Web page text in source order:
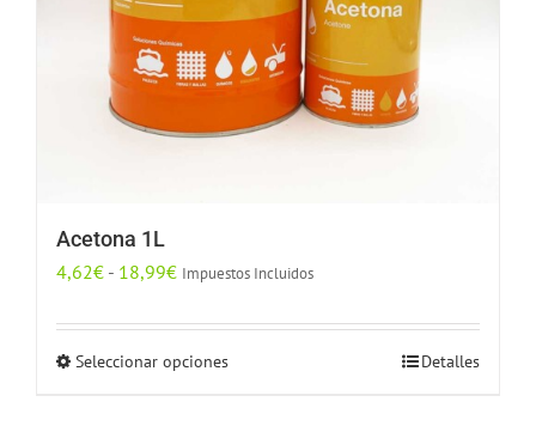
en
la
página
Acetona 1L
4,62€ - 18,99€Rango
precios:
desde
Impuestos Incluidos
Seleccionar opcionesEste
Detalles